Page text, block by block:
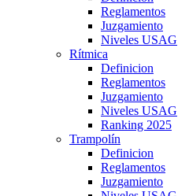
Reglamentos
Juzgamiento
Niveles USAG
Rítmica
Definicion
Reglamentos
Juzgamiento
Niveles USAG
Ranking 2025
Trampolín
Definicion
Reglamentos
Juzgamiento